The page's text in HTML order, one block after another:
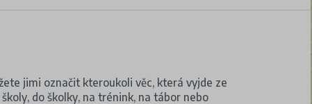
jimi označit kteroukoli věc, která vyjde ze
do školky, na trénink, na tábor nebo